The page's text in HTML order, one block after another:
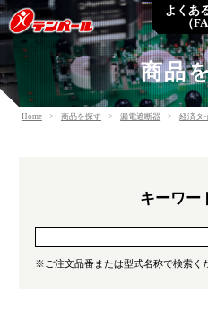
トップメッセージ
企業情報
環境の取り組み
調達方針
一般事業主行動計画
よくあ
（
商品
Home 商品を探す 漏電遮断器 経済タ
キーワー
※ご注文品番または型式名称で検索く